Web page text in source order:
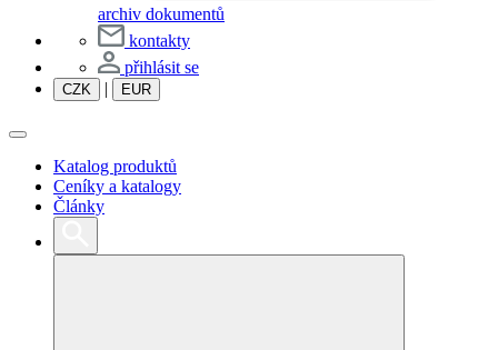
archiv dokumentů
kontakty
přihlásit se
CZK | EUR
Katalog produktů
Ceníky a katalogy
Články
Search